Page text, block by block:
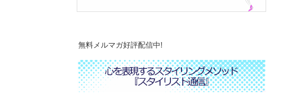
無料メルマガ好評配信中!